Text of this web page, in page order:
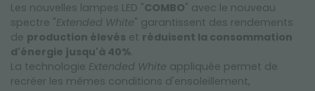
Les nouvelles lampes LED "COMBO" avec le nouveau
spectre "Extended White" garantissent des rendements
de production élevés et réduisent la consommation
d'énergie jusqu'à 40%.
La technologie Extended White appliquée permet de
recréer les mêmes conditions d'ensoleillement,